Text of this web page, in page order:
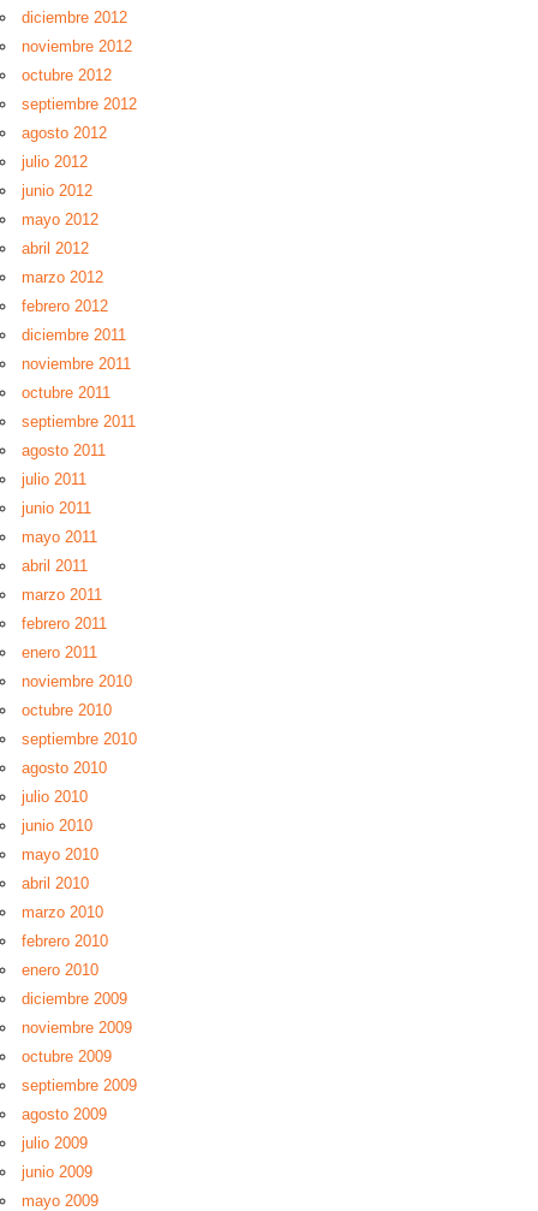
diciembre 2012
noviembre 2012
octubre 2012
septiembre 2012
agosto 2012
julio 2012
junio 2012
mayo 2012
abril 2012
marzo 2012
febrero 2012
diciembre 2011
noviembre 2011
octubre 2011
septiembre 2011
agosto 2011
julio 2011
junio 2011
mayo 2011
abril 2011
marzo 2011
febrero 2011
enero 2011
noviembre 2010
octubre 2010
septiembre 2010
agosto 2010
julio 2010
junio 2010
mayo 2010
abril 2010
marzo 2010
febrero 2010
enero 2010
diciembre 2009
noviembre 2009
octubre 2009
septiembre 2009
agosto 2009
julio 2009
junio 2009
mayo 2009